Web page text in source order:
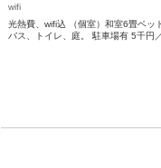
wifi
光熱費、wifi込 （個室）和室6畳ベッ
バス、トイレ、庭。 駐車場有 5千円